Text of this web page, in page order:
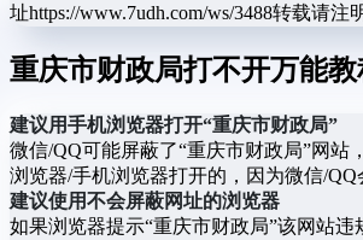
址https://www.7udh.com/ws/3488转载请注
重庆市财政局打不开万能教
建议用手机浏览器打开“重庆市财政局”
微信/QQ可能屏蔽了“重庆市财政局”网站
浏览器/手机浏览器打开的，因为微信/QQ
建议使用不会屏蔽网址的浏览器
如果浏览器提示“重庆市财政局”该网站违